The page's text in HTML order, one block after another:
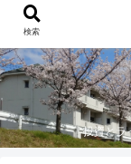
投資とラ
検索